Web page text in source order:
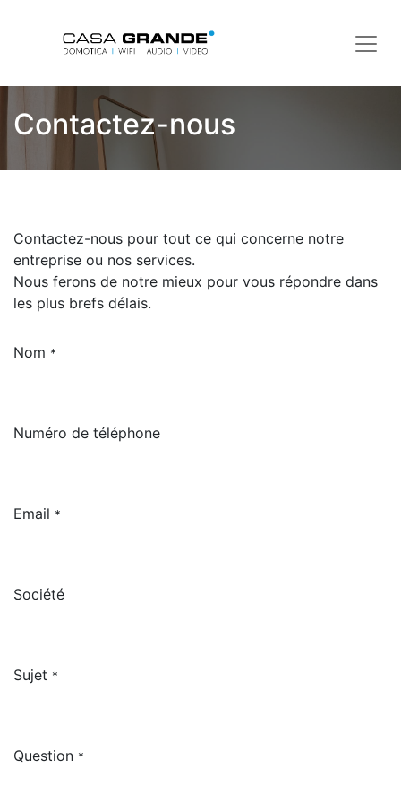
Contactez-nous
Contactez-nous pour tout ce qui concerne notre
entreprise ou nos services.
Nous ferons de notre mieux pour vous répondre dans
les plus brefs délais.
Nom *
Numéro de téléphone
Email *
Société
Sujet *
Question *